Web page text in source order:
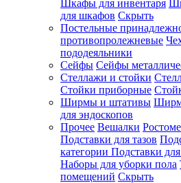
Шкафы для инвентаря
для шкафов Скрыть
Постельные
противопролежневые
пододеяльники
Сейфы Сейфы
Стеллажи и стойки
Стойки приборные
Ширмы и штативы
для эндоскопов
Прочее Вешалки
Подставки для тазов
категории Подставки
Наборы для уборки пола
помещений Скрыть